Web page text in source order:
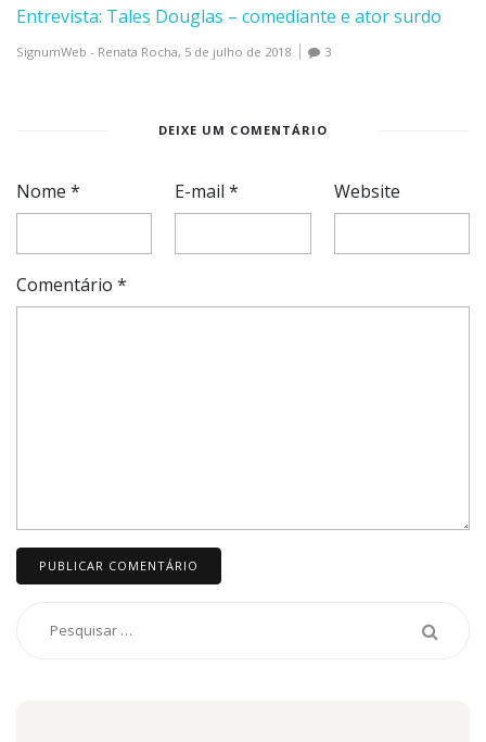
Entrevista: Tales Douglas – comediante e ator surdo
SignumWeb - Renata Rocha, 5 de julho de 2018 3
DEIXE UM COMENTÁRIO
Nome * E-mail* Website
Comentário *